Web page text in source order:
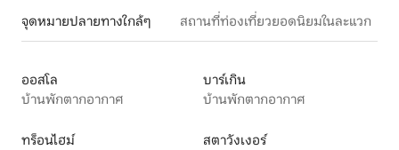
จุดหมายปลายทางใกล้ๆ สถานที่ท่องเที่ยวยอดนิยมในละแวก
ออสโล
บ้านพักตากอากาศ
บาร์เกิน
บ้านพักตากอากาศ
ทร็อนไฮม์
สตาวังเงอร์